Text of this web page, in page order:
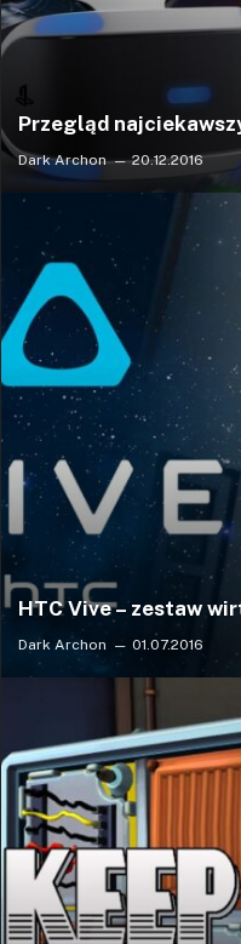
Przegląd
Dark Archon 20.12.2016
HTC Vive – zestaw
Dark Archon 01.07.2016